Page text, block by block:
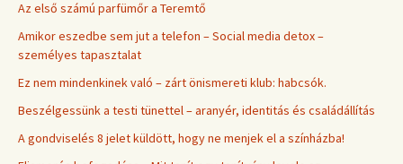
Az első számú parfümőr a Teremtő
Amikor eszedbe sem jut a telefon – Social media detox –
személyes tapasztalat
Ez nem mindenkinek való – zárt önismereti klub: habcsók.
Beszélgessünk a testi tünettel – aranyér, identitás és családállítás
A gondviselés 8 jelet küldött, hogy ne menjek el a színházba!